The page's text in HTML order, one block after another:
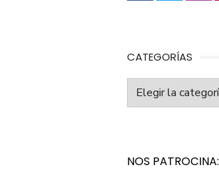
CATEGORÍAS
NOS PATROCINA: